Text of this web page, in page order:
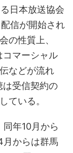
日本放送協会
信が開始され
の性質上、
マーシャル
などが流れ
は受信契約の
ている。
年10月から
からは群馬